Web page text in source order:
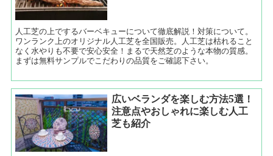
人工芝の上でするバーベキューについて徹底解説！対策について。
ワンランク上のオリジナル人工芝を全国販売。人工芝は枯れること
なく水やりも不要で安心安全！まるで天然芝のような本物の質感。
まずは無料サンプルでこだわりの品質をご確認下さい。
広いベランダを楽しむ方法5選！
注意点やおしゃれに楽しむ人工
芝も紹介